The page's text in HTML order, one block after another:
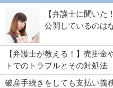
【弁護士に聞いた
公開しているのは
【弁護士が教える！】売掛
トでのトラブルとその対処法
破産手続きをしても支払い義